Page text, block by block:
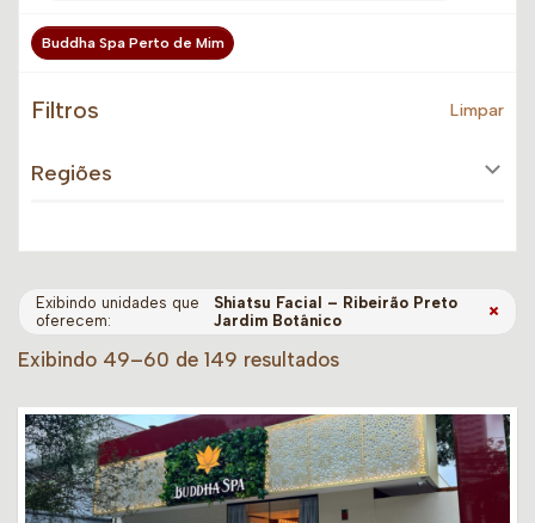
Buddha Spa Perto de Mim
Filtros Limpar
Regiões
Exibindo unidades que
oferecem:
Shiatsu Facial – Ribeirão Preto
Jardim Botânico
×
Exibindo 49–60 de 149 resultados